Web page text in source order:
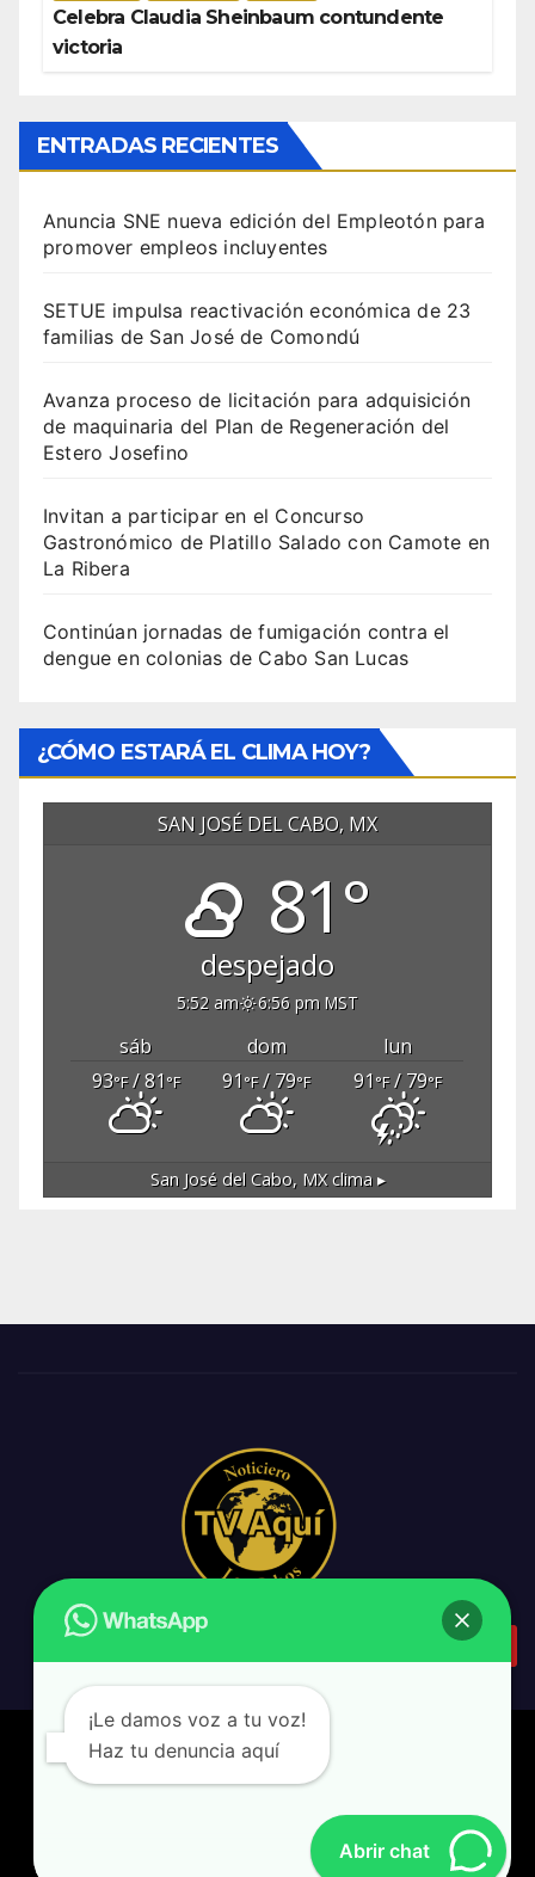
Celebra Claudia Sheinbaum contundente
victoria
ENTRADAS RECIENTES
Anuncia SNE nueva edición del Empleotón para
promover empleos incluyentes
SETUE impulsa reactivación económica de 23
familias de San José de Comondú
Avanza proceso de licitación para adquisición
de maquinaria del Plan de Regeneración del
Estero Josefino
Invitan a participar en el Concurso
Gastronómico de Platillo Salado con Camote en
La Ribera
Continúan jornadas de fumigación contra el
dengue en colonias de Cabo San Lucas
¿CÓMO ESTARÁ EL CLIMA HOY?
SAN JOSÉ DEL CABO, MX
81°
despejado
5:52 am 6:56 pm MST
sáb dom
lun
93°F/ 81°F 91°F/ 79°F 91°F/ 79°F
San José del Cabo, MXclima ▸
backpack & design|Tv Aquí Los Cabos
Amparo Gobierno del Estado
XV Ayuntamiento de Los Cabos
¡Le damos voz a tu voz!
Haz tu denuncia aquí
Abrir chat